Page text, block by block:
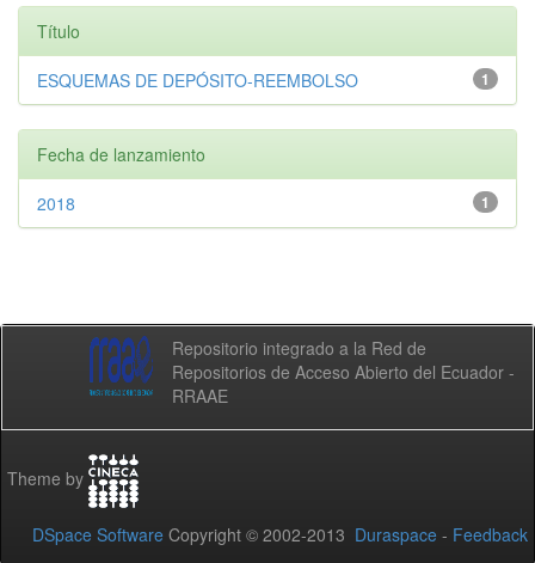
Título
1
ESQUEMAS DE DEPÓSITO-REEMBOLSO
Fecha de lanzamiento
1
2018
Repositorio integrado a la Red de
Repositorios de Acceso Abierto del Ecuador -
RRAAE
Theme by
DSpace Software Copyright © 2002-2013 Duraspace - Feedback